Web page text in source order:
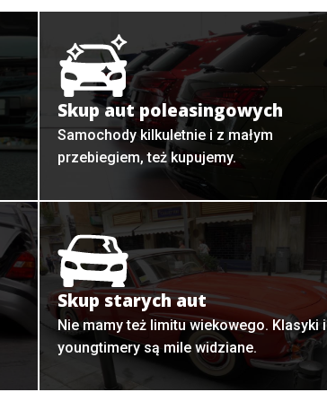
Skup aut poleasingowych
Samochody kilkuletnie i z małym
przebiegiem, też kupujemy.
Skup starych aut
Nie mamy też limitu wiekowego. Klasyki i
youngtimery są mile widziane.